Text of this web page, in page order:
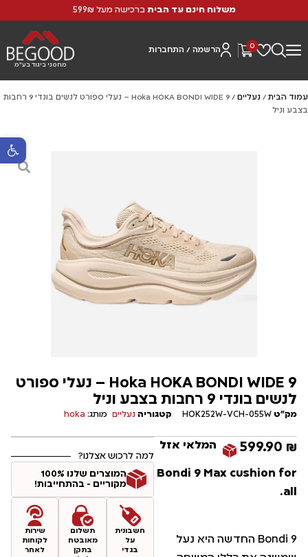
פתח
משלוח חינם עד הבית ברכישה מעל 599₪
0 הרשמה / התחברות
מחסני ביגוד בע"מ
עמוד הבית / נעליים
/ Hoka HOKA BONDI WIDE 9 – נעלי ספורט לנשים בונדי 9 רחבות
בצבע וניל
Hoka HOKA BONDI WIDE 9 – נעלי ספורט
לנשים בונדי 9 רחבות בצבע וניל
מק"ט HOK252W-VCH-055W קטגוריה נעליים מותג: hoka
599.90 ₪ המלאי אזל
Bondi 9 Max cushion for
all.
Bondi 9 החדשה היא נעל
למה לרכוש אצלנו?
המוצרים שלנו 100%
מקוריים - בהתחייבות!
חשבונית
על
בגדי
תשלום
מאובטח
בתקן
שירות
לקוחות
לאחר